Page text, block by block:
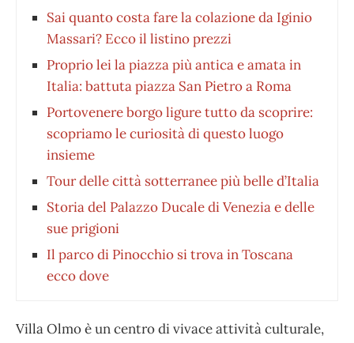
Sai quanto costa fare la colazione da Iginio
Massari? Ecco il listino prezzi
Proprio lei la piazza più antica e amata in
Italia: battuta piazza San Pietro a Roma
Portovenere borgo ligure tutto da scoprire:
scopriamo le curiosità di questo luogo
insieme
Tour delle città sotterranee più belle d’Italia
Storia del Palazzo Ducale di Venezia e delle
sue prigioni
Il parco di Pinocchio si trova in Toscana
ecco dove
Villa Olmo è un centro di vivace attività culturale,